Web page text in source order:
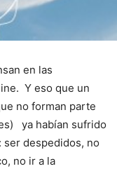
en las
Y eso que un
no forman parte
ya habían sufrido
ser despedidos, no
no ir a la